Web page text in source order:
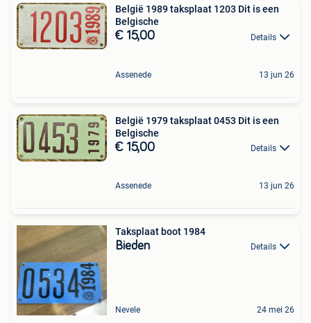
België 1989 taksplaat 1203 Dit is een
Belgische
€ 15,00 Details
Assenede 13 jun 26
België 1979 taksplaat 0453 Dit is een
Belgische
€ 15,00 Details
Assenede 13 jun 26
Taksplaat boot 1984
Bieden Details
Nevele 24 mei 26